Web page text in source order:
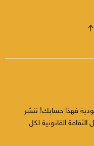
فهذا حسابك! ننشر
القانونية لكل